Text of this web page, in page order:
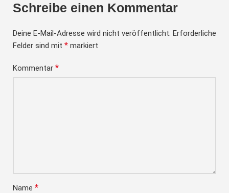
Schreibe einen Kommentar
Deine E-Mail-Adresse wird nicht veröffentlicht. Erforderliche
Felder sind mit * markiert
Kommentar *
Name *